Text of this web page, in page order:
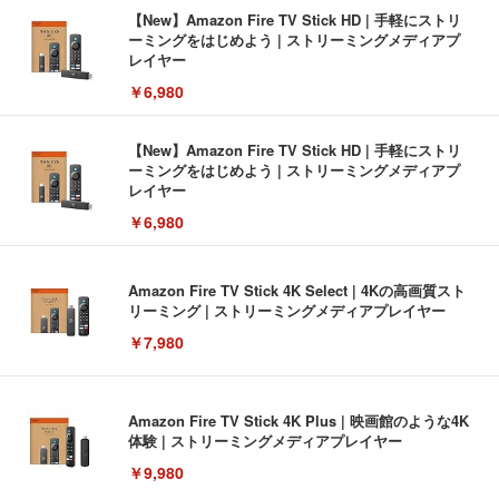
【New】Amazon Fire TV Stick HD | 手軽にストリ
ーミングをはじめよう | ストリーミングメディアプ
レイヤー
￥6,980
【New】Amazon Fire TV Stick HD | 手軽にストリ
ーミングをはじめよう | ストリーミングメディアプ
レイヤー
￥6,980
Amazon Fire TV Stick 4K Select | 4Kの高画質スト
リーミング | ストリーミングメディアプレイヤー
￥7,980
Amazon Fire TV Stick 4K Plus | 映画館のような4K
体験 | ストリーミングメディアプレイヤー
￥9,980